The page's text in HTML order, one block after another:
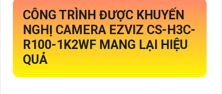
CÔNG TRÌNH ĐƯỢC KHUYẾN
NGHỊ CAMERA EZVIZ CS-H3C-
R100-1K2WF MANG LẠI HIỆU
QUẢ